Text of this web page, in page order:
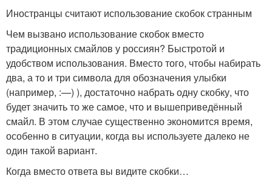
Иностранцы считают использование скобок странным
Чем вызвано использование скобок вместо
традиционных смайлов у россиян? Быстротой и
удобством использования. Вместо того, чтобы набирать
два, а то и три символа для обозначения улыбки
(например, :—) ), достаточно набрать одну скобку, что
будет значить то же самое, что и вышеприведённый
смайл. В этом случае существенно экономится время,
особенно в ситуации, когда вы используете далеко не
один такой вариант.
Когда вместо ответа вы видите скобки…